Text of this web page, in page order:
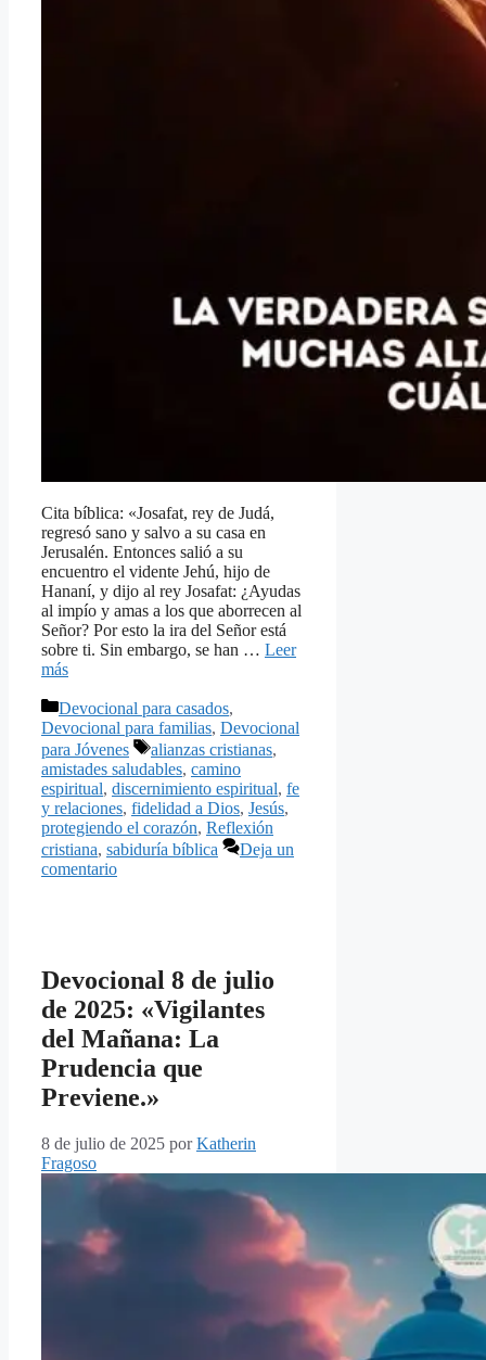
Cita bíblica: «Josafat, rey de Judá,
regresó sano y salvo a su casa en
Jerusalén. Entonces salió a su
encuentro el vidente Jehú, hijo de
Hananí, y dijo al rey Josafat: ¿Ayudas
al impío y amas a los que aborrecen al
Señor? Por esto la ira del Señor está
sobre ti. Sin embargo, se han … Leer
más
Categorías
Devocional para casados,
Devocional para familias, Devocional
para Jóvenes
Etiquetas
alianzas cristianas,
amistades saludables, camino
espiritual, discernimiento espiritual, fe
y relaciones, fidelidad a Dios, Jesús,
protegiendo el corazón, Reflexión
cristiana, sabiduría bíblica
Deja un
comentario
Devocional 8 de julio
de 2025: «Vigilantes
del Mañana: La
Prudencia que
Previene.»
8 de julio de 2025 porKatherin
Fragoso